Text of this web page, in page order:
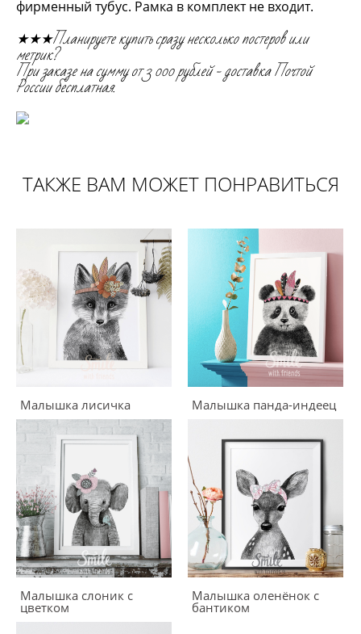
фирменный тубус. Рамка в комплект не входит.
★★★Планируете купить сразу несколько постеров или
метрик?
При заказе на сумму от 3 000 рублей - доставка Почтой
России бесплатная.
ТАКЖЕ ВАМ МОЖЕТ ПОНРАВИТЬСЯ
Малышка лисичка Малышка панда-индеец
Малышка слоник с
цветком
Малышка оленёнок с
бантиком